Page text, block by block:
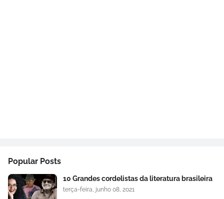
Popular Posts
10 Grandes cordelistas da literatura brasileira
terça-feira, junho 08, 2021